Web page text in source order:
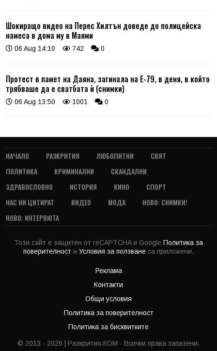
Шокиращо видео на Перес Хилтън доведе до полицейска
намеса в дома му в Маями
06 Aug 14:10 742 0
Протест в памет на Даяна, загинала на Е-79, в деня, в който
трябваше да е сватбата ѝ (снимки)
06 Aug 13:50 1001 0
НАЧАЛО РАЗКРИТИЯ ЛЮБОПИТНИ
СВЯТ
ПОЛИТИКА
КРИМИНАЛНИ
СКАНДАЛНИ
ЗДРАВОСЛОВНО
ИСТОРИЯ КИНО
СПОРТ
НАС НИ ЦИТИРАТ
ВИДЕО МОДА
НОВО: СНИМКИ!
НОВО: ИНТЕРВЮТА
Този сайт е защитен от reCAPTCHA и Google Политика за
поверителност и Условия за ползване са приложени.
Реклама
Контакти
Общи условия
Политика за поверителност
Политика за бисквитките
© 2013 - 2026 | Разкрития.КОМ - Всички права запазени.